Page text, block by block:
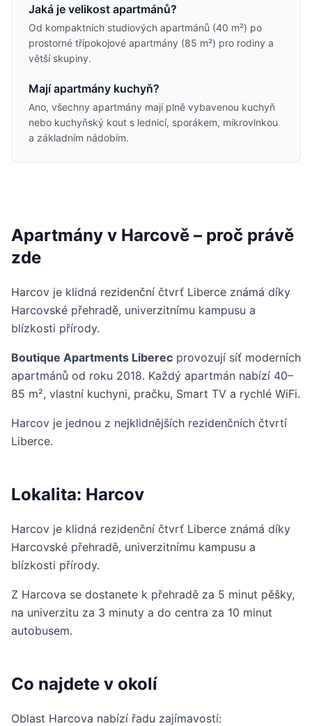
Jaká je velikost apartmánů?
Od kompaktních studiových apartmánů (40 m²) po
prostorné třípokojové apartmány (85 m²) pro rodiny a
větší skupiny.
Mají apartmány kuchyň?
Ano, všechny apartmány mají plně vybavenou kuchyň
nebo kuchyňský kout s lednicí, sporákem, mikrovlnkou
a základním nádobím.
Apartmány v Harcově – proč právě
zde
Harcov je klidná rezidenční čtvrť Liberce známá díky
Harcovské přehradě, univerzitnímu kampusu a
blízkosti přírody.
Boutique Apartments Liberec provozují síť moderních
apartmánů od roku 2018. Každý apartmán nabízí 40–
85 m², vlastní kuchyni, pračku, Smart TV a rychlé WiFi.
Harcov je jednou z nejklidnějších rezidenčních čtvrtí
Liberce.
Lokalita: Harcov
Harcov je klidná rezidenční čtvrť Liberce známá díky
Harcovské přehradě, univerzitnímu kampusu a
blízkosti přírody.
Z Harcova se dostanete k přehradě za 5 minut pěšky,
na univerzitu za 3 minuty a do centra za 10 minut
autobusem.
Co najdete v okolí
Oblast Harcova nabízí řadu zajímavostí: